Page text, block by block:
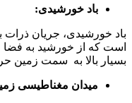
باد خورشیدی:
باد خورشیدی، جریان ذرات
است که از خورشید به
بسیار بالا به سمت زمین
میدان مغناطیسی